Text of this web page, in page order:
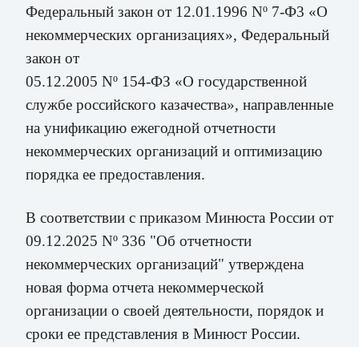
Федеральный закон от 12.01.1996 Nº 7-Ф3 «О
некоммерческих организациях», Федеральный
закон от
05.12.2005 Nº 154-ФЗ «О государственной
службе российского казачества», направленные
на унификацию ежегодной отчетности
некоммерческих организаций и оптимизацию
порядка ее предоставления.
В соответствии с приказом Минюста России от
09.12.2025 Nº 336 "Об отчетности
некоммерческих организаций" утверждена
новая форма отчета некоммерческой
организации о своей деятельности, порядок и
сроки ее представления в Минюст России.